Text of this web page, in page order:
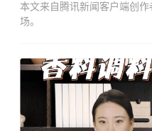
本文来自腾讯新闻客户端创
场。